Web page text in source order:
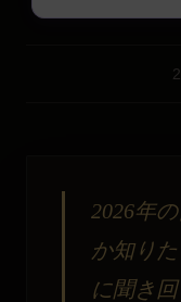
2026年
か知り
に聞き